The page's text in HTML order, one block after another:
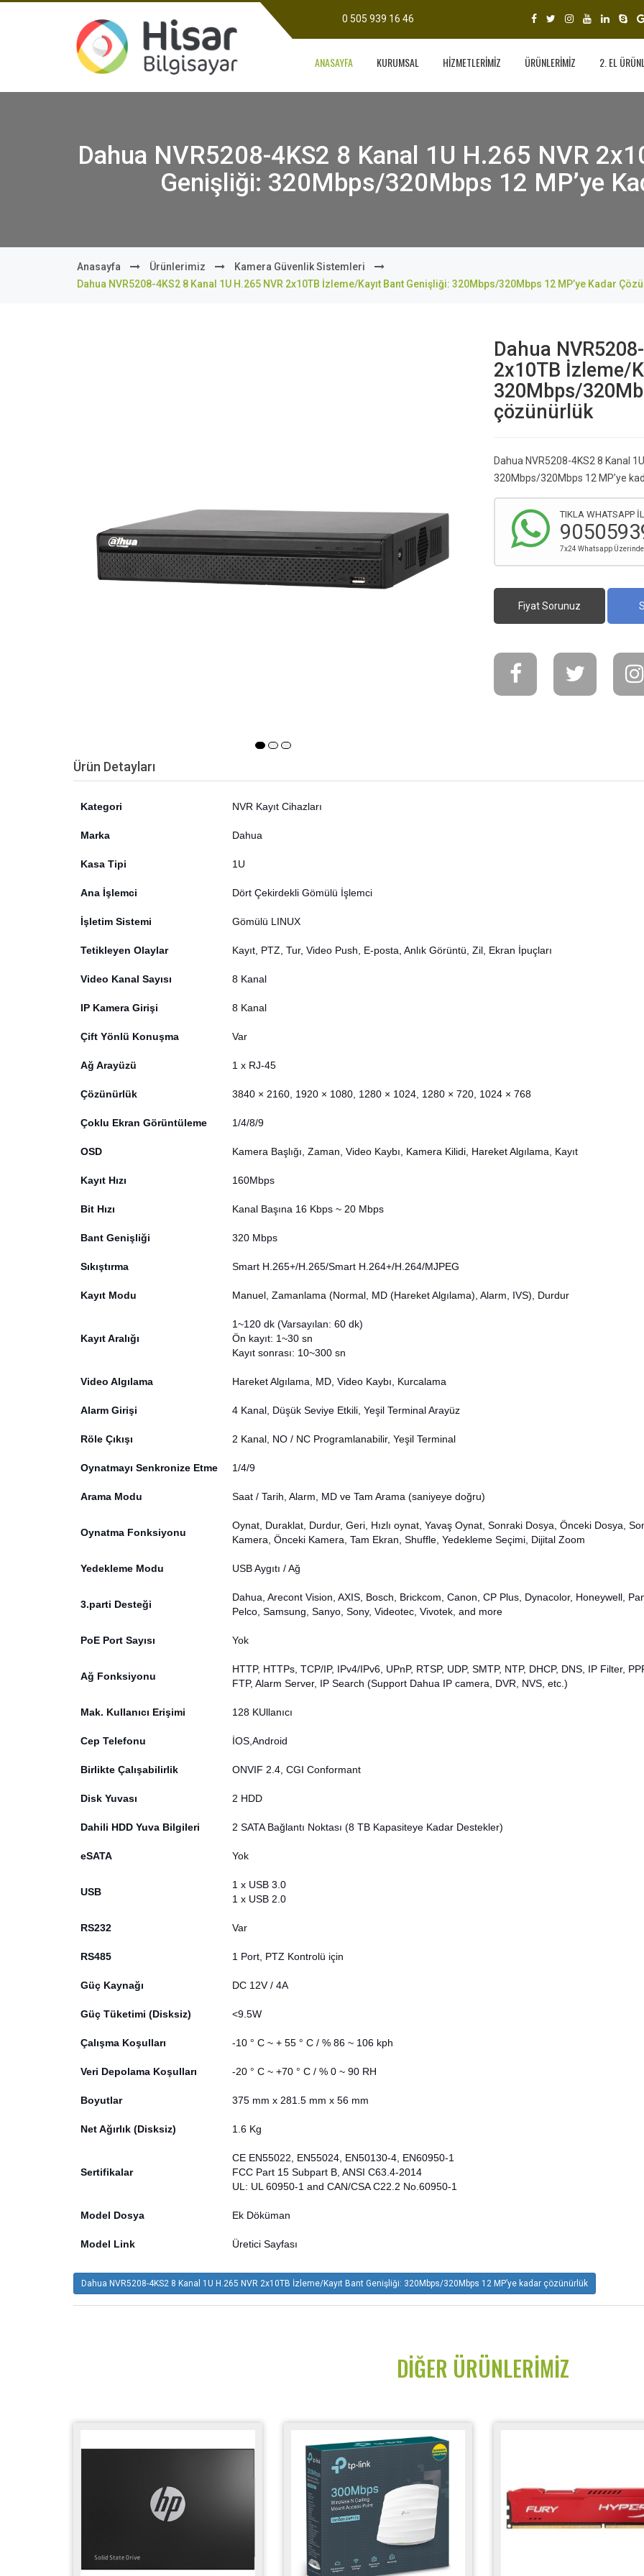
0 505 939 16 46
ANASAYFA KURUMSAL HİZMETLERİMİZ ÜRÜNLERİMİZ 2. EL
Dahua NVR5208-4KS2 8 Kanal 1U H.265 NVR
Genişliği: 320Mbps/320Mbps 12 MP’ye
Anasayfa Ürünlerimiz
Kamera Güvenlik Sistemleri
Dahua NVR5208-4KS2 8 Kanal 1U H.265 NVR 2x10TB İzleme/Kayıt Bant Genişliği: 320Mbps/320Mbps 12 MP’ye Kadar
Dahua
2x10TB İzleme/
320Mbps/
çözünürlük
Dahua NVR5208-4KS2 8 Kanal
320Mbps/320Mbps 12 MP’ye
TIKLA WHATSAPP
7x24 Whatsapp
Fiyat Sorunuz
Ürün Detayları
Kategori NVR Kayıt Cihazları
Marka Dahua
Kasa Tipi 1U
Ana İşlemci Dört Çekirdekli Gömülü İşlemci
İşletim Sistemi Gömülü LINUX
Tetikleyen Olaylar Kayıt, PTZ, Tur, Video Push, E-posta, Anlık Görüntü, Zil, Ekran İpuçları
Video Kanal Sayısı 8 Kanal
IP Kamera Girişi 8 Kanal
Çift Yönlü Konuşma Var
Ağ Arayüzü 1 x RJ-45
Çözünürlük 3840 × 2160, 1920 × 1080, 1280 × 1024, 1280 × 720, 1024 × 768
Çoklu Ekran Görüntüleme 1/4/8/9
OSD Kamera Başlığı, Zaman, Video Kaybı, Kamera Kilidi, Hareket Algılama, Kayıt
Kayıt Hızı 160Mbps
Bit Hızı Kanal Başına 16 Kbps ~ 20 Mbps
Bant Genişliği 320 Mbps
Sıkıştırma Smart H.265+/H.265/Smart H.264+/H.264/MJPEG
Kayıt Modu Manuel, Zamanlama (Normal, MD (Hareket Algılama), Alarm, IVS), Durdur
Kayıt Aralığı
1~120 dk (Varsayılan: 60 dk)
Ön kayıt: 1~30 sn
Kayıt sonrası: 10~300 sn
Video Algılama Hareket Algılama, MD, Video Kaybı, Kurcalama
Alarm Girişi 4 Kanal, Düşük Seviye Etkili, Yeşil Terminal Arayüz
Röle Çıkışı 2 Kanal, NO / NC Programlanabilir, Yeşil Terminal
Oynatmayı Senkronize Etme 1/4/9
Arama Modu Saat / Tarih, Alarm, MD ve Tam Arama (saniyeye doğru)
Oynatma Fonksiyonu
Oynat, Duraklat, Durdur, Geri, Hızlı oynat, Yavaş Oynat, Sonraki Dosya, Önceki Dosya,
Kamera, Önceki Kamera, Tam Ekran, Shuffle, Yedekleme Seçimi, Dijital Zoom
Yedekleme Modu USB Aygıtı / Ağ
3.parti Desteği
Dahua, Arecont Vision, AXIS, Bosch, Brickcom, Canon, CP Plus, Dynacolor, Honeywell,
Pelco, Samsung, Sanyo, Sony, Videotec, Vivotek, and more
PoE Port Sayısı Yok
Ağ Fonksiyonu
HTTP, HTTPs, TCP/IP, IPv4/IPv6, UPnP, RTSP, UDP, SMTP, NTP, DHCP, DNS, IP Filter,
FTP, Alarm Server, IP Search (Support Dahua IP camera, DVR, NVS, etc.)
Mak. Kullanıcı Erişimi 128 KUllanıcı
Cep Telefonu İOS,Android
Birlikte Çalışabilirlik ONVIF 2.4, CGI Conformant
Disk Yuvası 2 HDD
Dahili HDD Yuva Bilgileri 2 SATA Bağlantı Noktası (8 TB Kapasiteye Kadar Destekler)
eSATA Yok
USB
1 x USB 3.0
1 x USB 2.0
RS232 Var
RS485 1 Port, PTZ Kontrolü için
Güç Kaynağı DC 12V / 4A
Güç Tüketimi (Disksiz) <9.5W
Çalışma Koşulları -10 ° C ~ + 55 ° C / % 86 ~ 106 kph
Veri Depolama Koşulları -20 ° C ~ +70 ° C / % 0 ~ 90 RH
Boyutlar 375 mm x 281.5 mm x 56 mm
Net Ağırlık (Disksiz) 1.6 Kg
Sertifikalar
CE EN55022, EN55024, EN50130-4, EN60950-1
FCC Part 15 Subpart B, ANSI C63.4-2014
UL: UL 60950-1 and CAN/CSA C22.2 No.60950-1
Model Dosya Ek Döküman
Model Link Üretici Sayfası
Dahua NVR5208-4KS2 8 Kanal 1U H.265 NVR 2x10TB İzleme/Kayıt Bant Genişliği: 320Mbps/320Mbps 12 MP’ye kadar çözünürlük
DIĞER ÜRÜNLERIMIZ